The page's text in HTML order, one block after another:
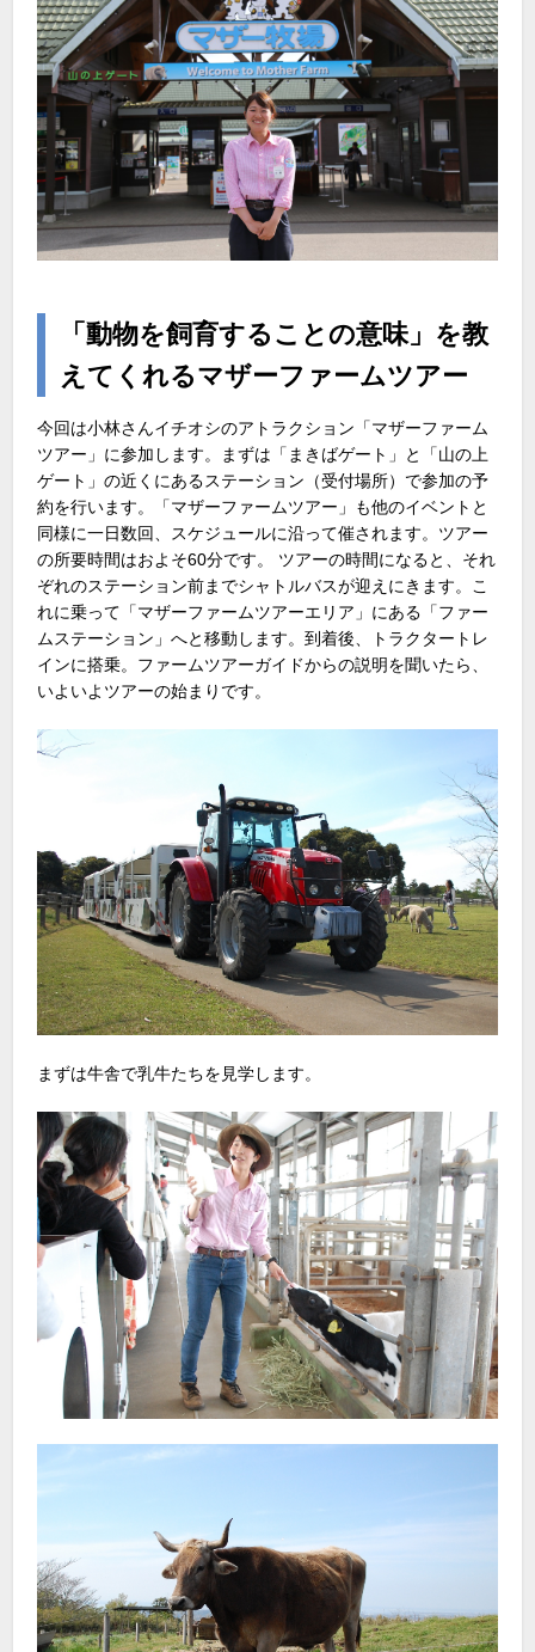
「動物を飼育することの意味」を教
えてくれるマザーファームツアー
今回は小林さんイチオシのアトラクション「マザーファーム
ツアー」に参加します。まずは「まきばゲート」と「山の上
ゲート」の近くにあるステーション（受付場所）で参加の予
約を行います。「マザーファームツアー」も他のイベントと
同様に一日数回、スケジュールに沿って催されます。ツアー
の所要時間はおよそ60分です。 ツアーの時間になると、それ
ぞれのステーション前までシャトルバスが迎えにきます。こ
れに乗って「マザーファームツアーエリア」にある「ファー
ムステーション」へと移動します。到着後、トラクタートレ
インに搭乗。ファームツアーガイドからの説明を聞いたら、
いよいよツアーの始まりです。
まずは牛舎で乳牛たちを見学します。